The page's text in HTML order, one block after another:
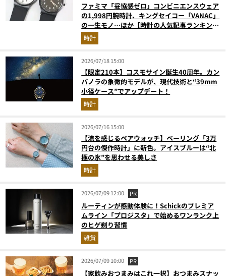
ファミマ「妥協感ゼロ」コンビニエンスウェア
の1,998円腕時計、キングセイコー「VANAC」
の一生モノ…ほか【時計の人気記事ランキング
ベスト3】（2026年6月版）
時計
2026/07/18 15:00
【限定210本】コスモサイン誕生40周年。カン
パノラの象徴的モデルが、現代技術と“39mm
小径ケース”でアップデート！
時計
2026/07/16 15:00
【涼を感じるペアウォッチ】ベーリング「3万
円台の傑作時計」に新色。アイスブルーは“北
極の氷”を思わせる美しさ
時計
2026/07/09 12:00 PR
ルーティンが感動体験に！Schickのプレミア
ムライン「プロジスタ」で始めるワンランク上
のヒゲ剃り習慣
雑貨
2026/07/09 10:00 PR
【家飲みおつまみはこれ一択】おつまみスナッ